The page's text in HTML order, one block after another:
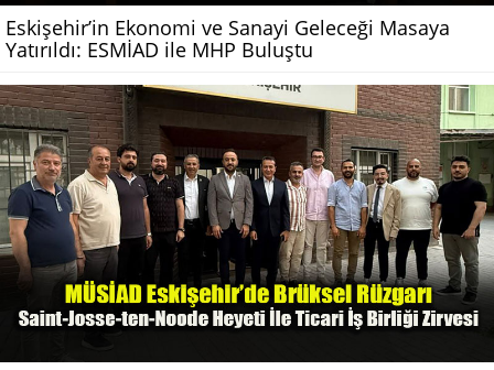
Eskişehir’in Ekonomi ve Sanayi Geleceği Masaya
Yatırıldı: ESMİAD ile MHP Buluştu